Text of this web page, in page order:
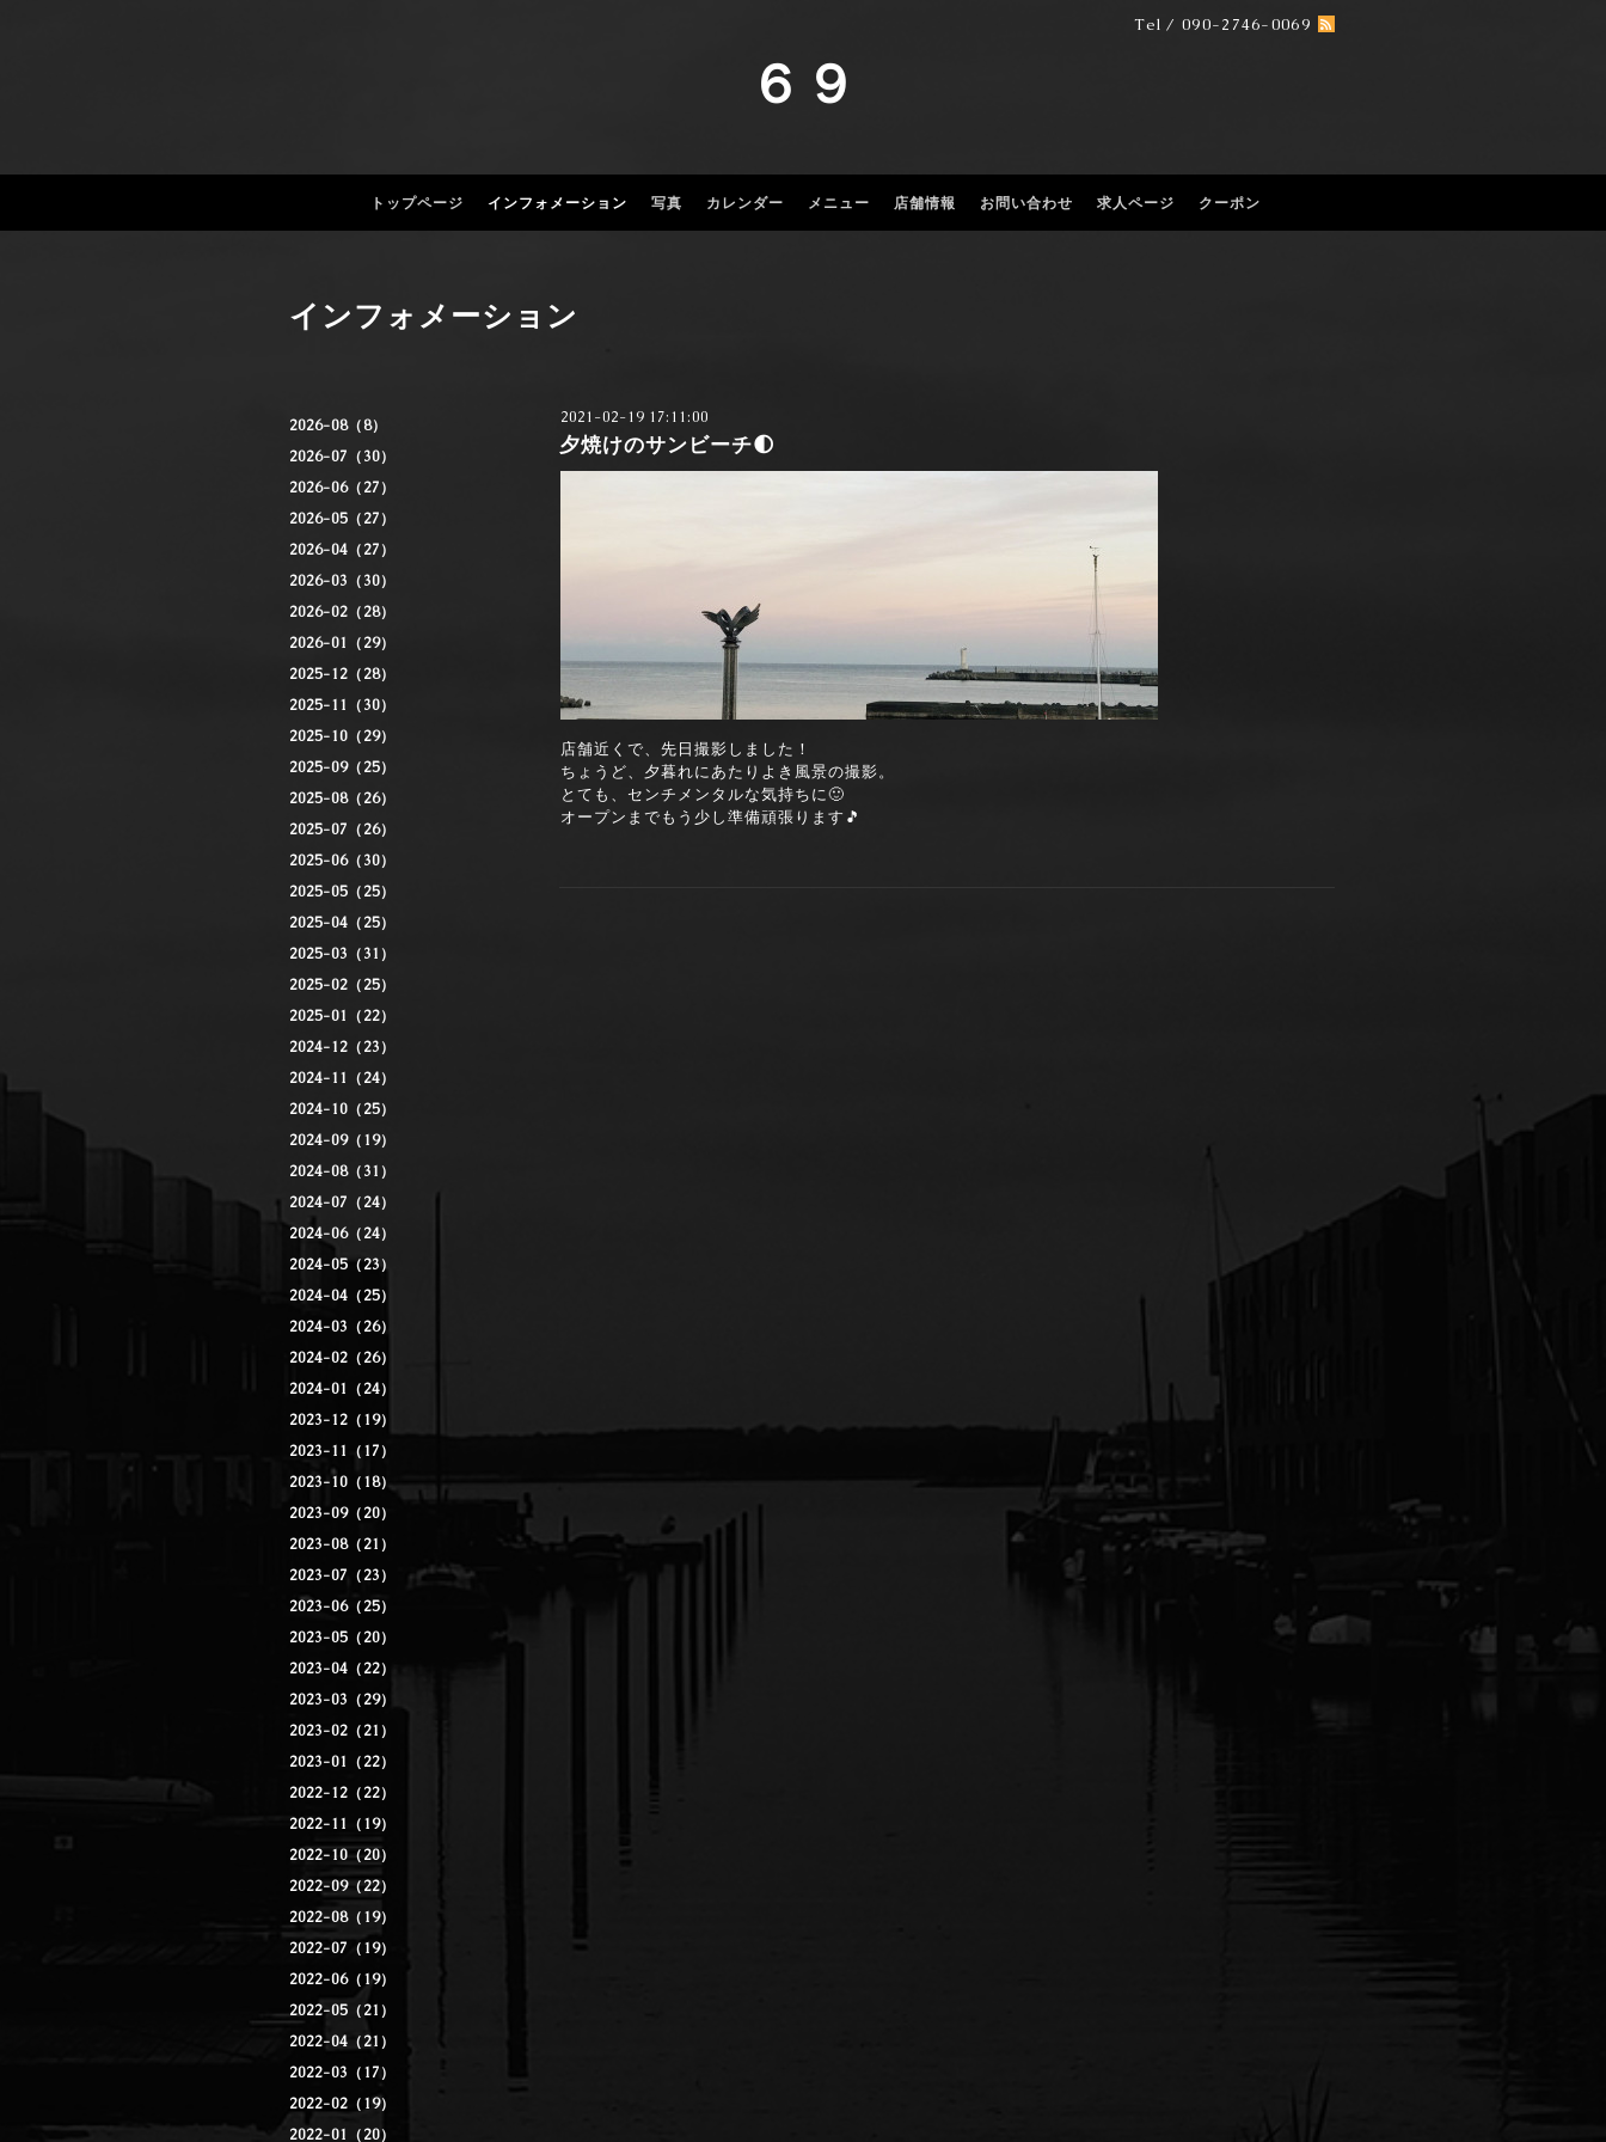
Tel / 090-2746-0069
６９
トップページ インフォメーション 写真 カレンダー メニュー 店舗情報 お問い合わせ 求人ページ クーポン
2026-08（8）
2026-07（30）
2026-06（27）
2026-05（27）
2026-04（27）
2026-03（30）
2026-02（28）
2026-01（29）
2025-12（28）
2025-11（30）
2025-10（29）
2025-09（25）
2025-08（26）
2025-07（26）
2025-06（30）
2025-05（25）
2025-04（25）
2025-03（31）
2025-02（25）
2025-01（22）
2024-12（23）
2024-11（24）
2024-10（25）
2024-09（19）
2024-08（31）
2024-07（24）
2024-06（24）
2024-05（23）
2024-04（25）
2024-03（26）
2024-02（26）
2024-01（24）
2023-12（19）
2023-11（17）
2023-10（18）
2023-09（20）
2023-08（21）
2023-07（23）
2023-06（25）
2023-05（20）
2023-04（22）
2023-03（29）
2023-02（21）
2023-01（22）
2022-12（22）
2022-11（19）
2022-10（20）
2022-09（22）
2022-08（19）
2022-07（19）
2022-06（19）
2022-05（21）
2022-04（21）
2022-03（17）
2022-02（19）
2022-01（20）
インフォメーション
2021-02-19 17:11:00
夕焼けのサンビーチ🌓
店舗近くで、先日撮影しました！
ちょうど、夕暮れにあたりよき風景の撮影。
とても、センチメンタルな気持ちに🙂
オープンまでもう少し準備頑張ります🎵